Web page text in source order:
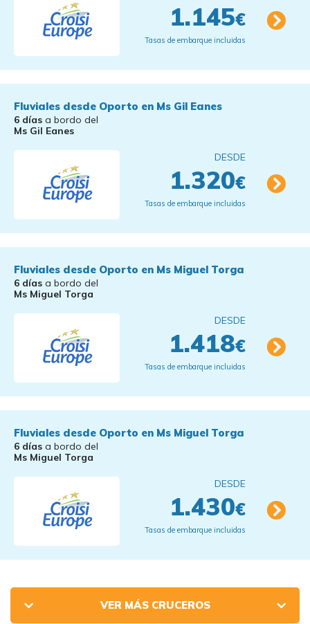
1.145€
Tasas de embarque incluidas
Fluviales desde Oporto en Ms Gil Eanes
6 días a bordo del
Ms Gil Eanes
DESDE
1.320€
Tasas de embarque incluidas
Fluviales desde Oporto en Ms Miguel Torga
6 días a bordo del
Ms Miguel Torga
DESDE
1.418€
Tasas de embarque incluidas
Fluviales desde Oporto en Ms Miguel Torga
6 días a bordo del
Ms Miguel Torga
DESDE
1.430€
Tasas de embarque incluidas
VER MÁS CRUCEROS